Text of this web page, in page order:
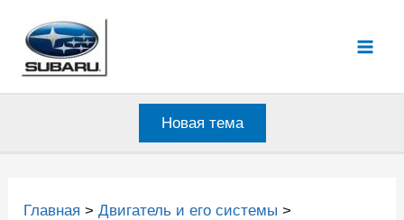
содержимому
Новая тема
Главная
Двигатель и его системы